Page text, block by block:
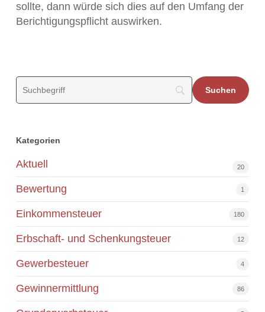
sollte, dann würde sich dies auf den Umfang der
Berichtigungspflicht auswirken.
Kategorien
Aktuell 20
Bewertung 1
Einkommensteuer 180
Erbschaft- und Schenkungsteuer 12
Gewerbesteuer 4
Gewinnermittlung 86